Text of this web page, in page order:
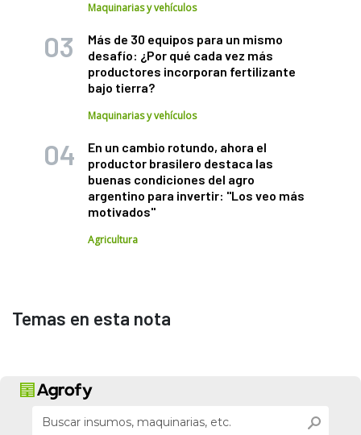
Maquinarias y vehículos
Más de 30 equipos para un mismo
desafío: ¿Por qué cada vez más
productores incorporan fertilizante
bajo tierra?
Maquinarias y vehículos
En un cambio rotundo, ahora el
productor brasilero destaca las
buenas condiciones del agro
argentino para invertir: "Los veo más
motivados"
Agricultura
Temas en esta nota